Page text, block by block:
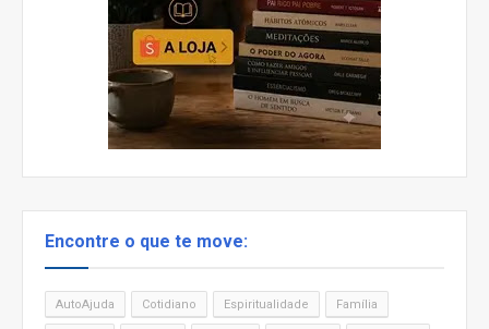
Encontre o que te move:
AutoAjuda Cotidiano Espiritualidade Família